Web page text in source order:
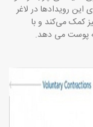
رویدادها در لاغر
کمک می‌کند و با
پوست می دهد.